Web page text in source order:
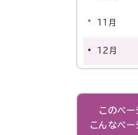
11月
12月
このペ
こんなペ